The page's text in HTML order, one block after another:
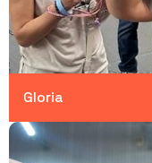
Gloria